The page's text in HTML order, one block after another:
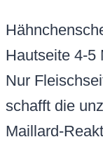
Hautseite 4-5
Nur
schafft die
Maillard-